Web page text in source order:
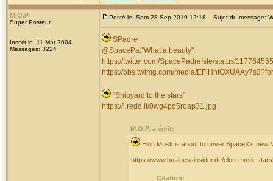
M.O.P.
Super Posteur
Inscrit le: 11 Mar 2004
Messages: 3224
Posté le: Sam 28 Sep 2019 12:18 Sujet du message:
SPadre
@SpacePa:"What a beauty"
https://twitter.com/SpacePadreIsle/status/
https://pbs.twimg.com/media/
“Shipyard to the stars”
https://i.redd.it/0wg4pd5roap31.jpg
M.O.P. a écrit:
Elon Musk is about to unveil SpaceX's
https://www.businessinsider.de/elon-musk-
Citation: